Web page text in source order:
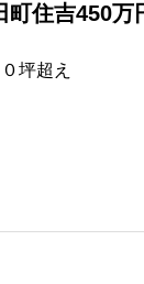
町住吉450万
坪超え